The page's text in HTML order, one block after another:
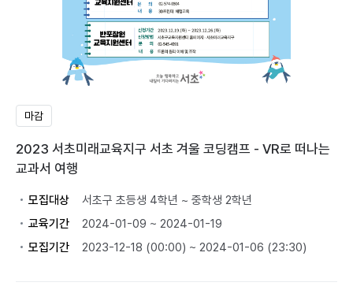
마감
2023 서초미래교육지구 서초 겨울 코딩캠프 - VR로 떠나는
교과서 여행
모집대상
서초구 초등생 4학년 ~ 중학생 2학년
교육기간
2024-01-09 ~ 2024-01-19
모집기간
2023-12-18 (00:00) ~ 2024-01-06 (23:30)